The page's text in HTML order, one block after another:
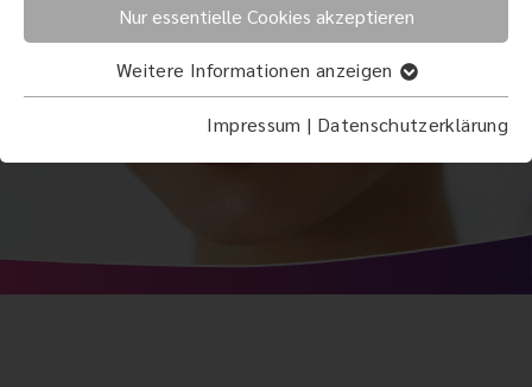
Nur essentielle Cookies akzeptieren
Weitere Informationen anzeigen
Impressum | Datenschutzerklärung